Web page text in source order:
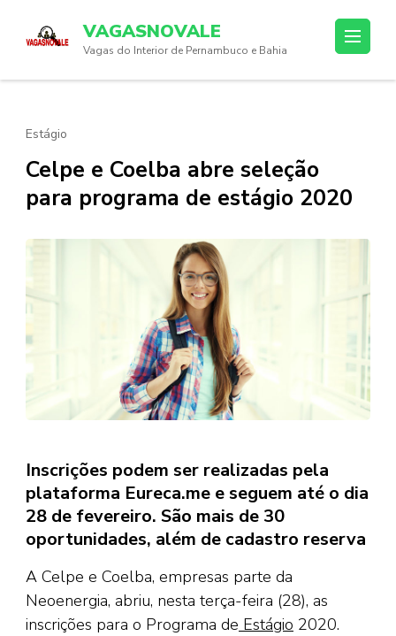
(Press
VAGASNOVALE
Vagas do Interior de Pernambuco e Bahia
Estágio
Celpe e Coelba abre seleção
para programa de estágio 2020
Inscrições podem ser realizadas pela
plataforma Eureca.me e seguem até o dia
28 de fevereiro. São mais de 30
oportunidades, além de cadastro reserva
A Celpe e Coelba, empresas parte da
Neoenergia, abriu, nesta terça-feira (28), as
inscrições para o Programa de Estágio 2020.